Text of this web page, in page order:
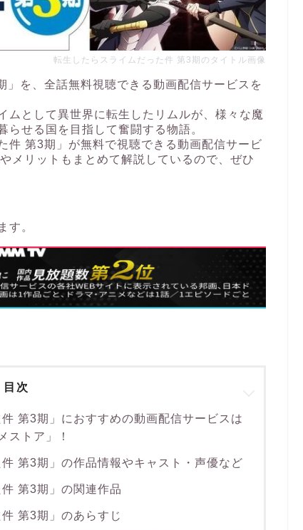
転生したらスライムだった件 第3期のタイトル画像
を、全話無料視聴できる動画配信サービスを
ムとして異世界に転生したリムルが、様々な魔
せる国を目指して奮闘する物語。
件 第3期」が無料で視聴できる動画配信サービ
メリットもまとめて解説しているので、ぜひ
す。
目次
第3期」におすすめの動画配信サービスは
ストア」！
第3期」の作品情報やキャスト・声優など
第3期」の関連作品
第3期」のあらすじ